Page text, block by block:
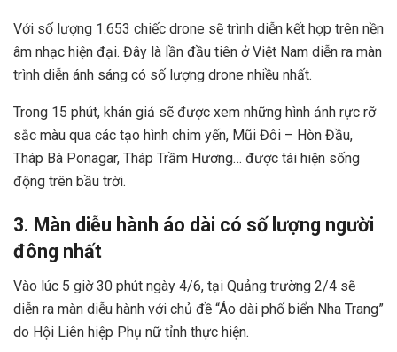
Với số lượng 1.653 chiếc drone sẽ trình diễn kết hợp trên nền
âm nhạc hiện đại. Đây là lần đầu tiên ở Việt Nam diễn ra màn
trình diễn ánh sáng có số lượng drone nhiều nhất.
Trong 15 phút, khán giả sẽ được xem những hình ảnh rực rỡ
sắc màu qua các tạo hình chim yến, Mũi Đôi – Hòn Đầu,
Tháp Bà Ponagar, Tháp Trầm Hương… được tái hiện sống
động trên bầu trời.
3. Màn diễu hành áo dài có số lượng người
đông nhất
Vào lúc 5 giờ 30 phút ngày 4/6, tại Quảng trường 2/4 sẽ
diễn ra màn diễu hành với chủ đề “Áo dài phố biển Nha Trang”
do Hội Liên hiệp Phụ nữ tỉnh thực hiện.